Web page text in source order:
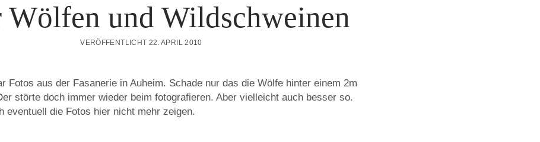
Wölfen und Wildschweinen
VERÖFFENTLICHT 22. APRIL 2010
Fotos aus der Fasanerie in Auheim. Schade nur das die Wölfe hinter einem 2m
störte doch immer wieder beim fotografieren. Aber vielleicht auch besser so.
eventuell die Fotos hier nicht mehr zeigen.